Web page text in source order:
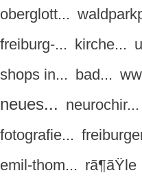
oberglott...
freiburg-... kirche...
shops in... bad...
neues... neurochir...
fotografie...
emil-thom... rã¶ãŸle